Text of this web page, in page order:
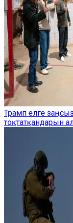
Трамп елге
тоқтатқандарын